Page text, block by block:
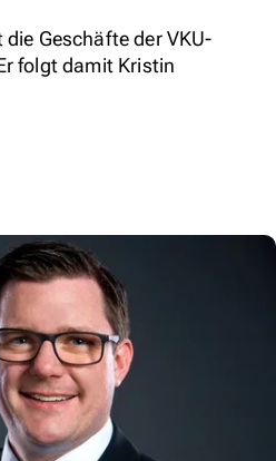
Geschäfte der VKU-
folgt damit Kristin